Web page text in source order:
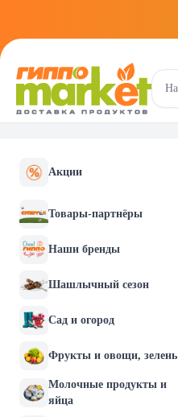
Акции
Товары-партнёры
Наши бренды
Шашлычный сезон
Сад и огород
Фрукты и овощи, зелень
Молочные продукты и
яйца